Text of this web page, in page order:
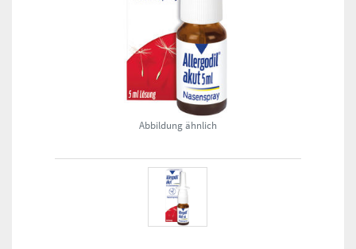
Abbildung ähnlich